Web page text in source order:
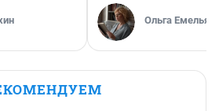
Ольга